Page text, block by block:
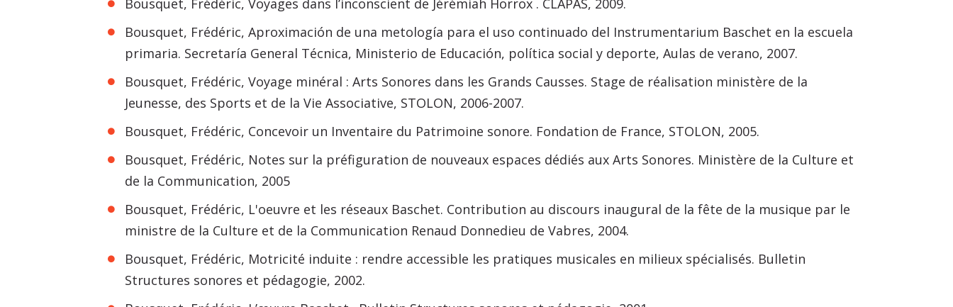
Bousquet, Frédéric, Voyages dans l’inconscient de Jérémiah Horrox . CLAPAS, 2009.
Bousquet, Frédéric, Aproximación de una metología para el uso continuado del Instrumentarium Baschet en la escuela
primaria. Secretaría General Técnica, Ministerio de Educación, política social y deporte, Aulas de verano, 2007.
Bousquet, Frédéric, Voyage minéral : Arts Sonores dans les Grands Causses. Stage de réalisation ministère de la
Jeunesse, des Sports et de la Vie Associative, STOLON, 2006-2007.
Bousquet, Frédéric, Concevoir un Inventaire du Patrimoine sonore. Fondation de France, STOLON, 2005.
Bousquet, Frédéric, Notes sur la préfiguration de nouveaux espaces dédiés aux Arts Sonores. Ministère de la Culture et
de la Communication, 2005
Bousquet, Frédéric, L'oeuvre et les réseaux Baschet. Contribution au discours inaugural de la fête de la musique par le
ministre de la Culture et de la Communication Renaud Donnedieu de Vabres, 2004.
Bousquet, Frédéric, Motricité induite : rendre accessible les pratiques musicales en milieux spécialisés. Bulletin
Structures sonores et pédagogie, 2002.